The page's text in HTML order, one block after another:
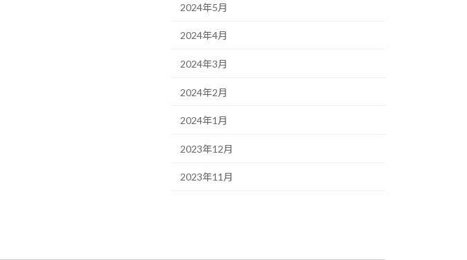
2024年5月
2024年4月
2024年3月
2024年2月
2024年1月
2023年12月
2023年11月